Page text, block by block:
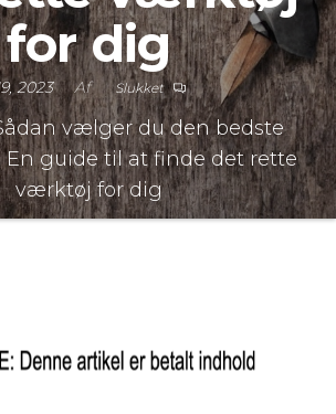
for dig
2023 Af Slukket
vælger du den bedste
En guide til at finde det rette
værktøj for dig